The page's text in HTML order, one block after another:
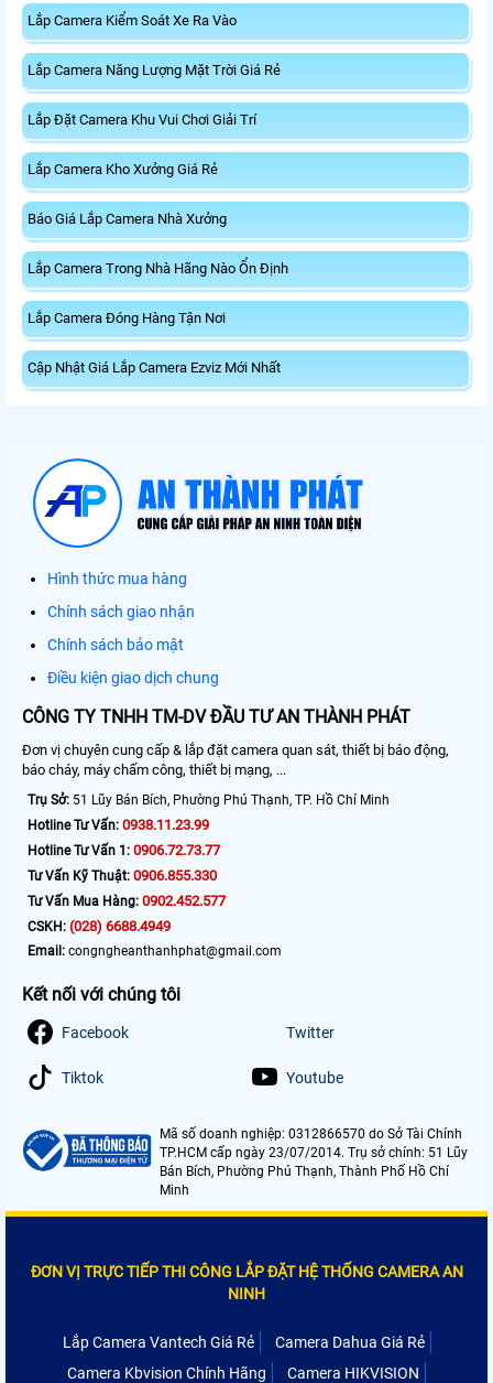
Lắp Camera Kiểm Soát Xe Ra Vào
Lắp Camera Năng Lượng Mặt Trời Giá Rẻ
Lắp Đặt Camera Khu Vui Chơi Giải Trí
Lắp Camera Kho Xưởng Giá Rẻ
Báo Giá Lắp Camera Nhà Xưởng
Lắp Camera Trong Nhà Hãng Nào Ổn Định
Lắp Camera Đóng Hàng Tận Nơi
Cập Nhật Giá Lắp Camera Ezviz Mới Nhất
Hình thức mua hàng
Chính sách giao nhận
Chính sách bảo mật
Điều kiện giao dịch chung
CÔNG TY TNHH TM-DV ĐẦU TƯ AN THÀNH PHÁT
Đơn vị chuyên cung cấp & lắp đặt camera quan sát, thiết bị báo động,
báo cháy, máy chấm công, thiết bị mạng, ...
Trụ Sở: 51 Lũy Bán Bích, Phường Phú Thạnh, TP. Hồ Chí Minh
Hotline Tư Vấn: 0938.11.23.99
Hotline Tư Vấn 1: 0906.72.73.77
Tư Vấn Kỹ Thuật: 0906.855.330
Tư Vấn Mua Hàng: 0902.452.577
CSKH: (028) 6688.4949
Email: congngheanthanhphat@gmail.com
Kết nối với chúng tôi
Facebook Twitter
Tiktok Youtube
Mã số doanh nghiệp: 0312866570 do Sở Tài Chính
TP.HCM cấp ngày 23/07/2014. Trụ sở chính: 51 Lũy
Bán Bích, Phường Phú Thạnh, Thành Phố Hồ Chí
Minh
ĐƠN VỊ TRỰC TIẾP THI CÔNG LẮP ĐẶT HỆ THỐNG CAMERA AN
NINH
Lắp Camera Vantech Giá Rẻ
Camera Dahua Giá Rẻ
Camera Kbvision Chính Hãng
Camera HIKVISION